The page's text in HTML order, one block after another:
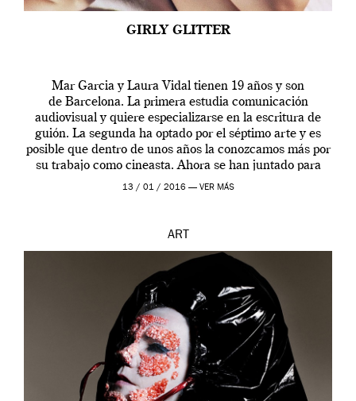
GIRLY GLITTER
Mar Garcia y Laura Vidal tienen 19 años y son
de Barcelona. La primera estudia comunicación
audiovisual y quiere especializarse en la escritura de
guión. La segunda ha optado por el séptimo arte y es
posible que dentro de unos años la conozcamos más por
su trabajo como cineasta. Ahora se han juntado para
contarnos una […]
13 / 01 / 2016 — VER MÁS
ART